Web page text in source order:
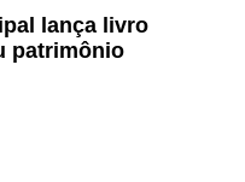
lança livro
patrimônio